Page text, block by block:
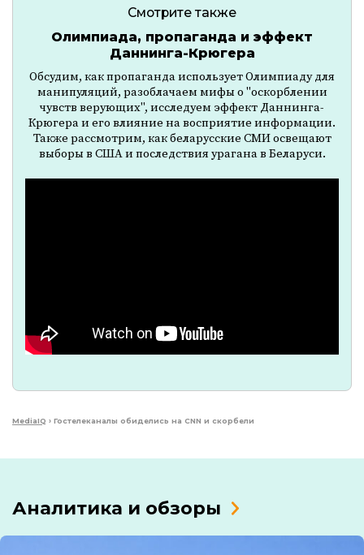
Смотрите также
Олимпиада, пропаганда и эффект
Даннинга-Крюгера
Обсудим, как пропаганда использует Олимпиаду для
манипуляций, разоблачаем мифы о "оскорблении
чувств верующих", исследуем эффект Даннинга-
Крюгера и его влияние на восприятие информации.
Также рассмотрим, как беларусские СМИ освещают
выборы в США и последствия урагана в Беларуси.
MediaIQ › Гостелеканалы обиделись на CNN и скорбели
Аналитика и обзоры